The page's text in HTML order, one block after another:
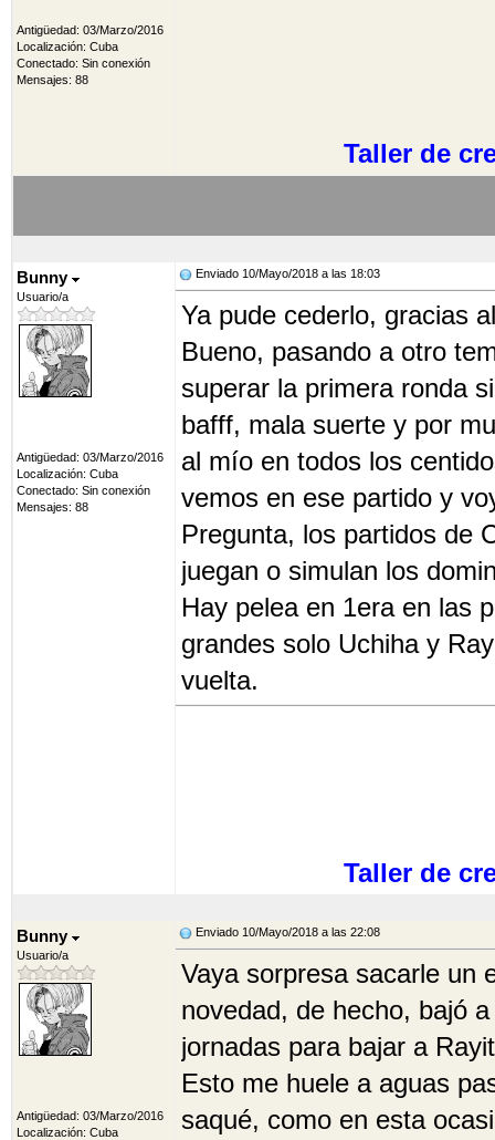
Antigüedad: 03/Marzo/2016
Localización: Cuba
Conectado: Sin conexión
Mensajes: 88
Taller de
Bunny
Usuario/a
Antigüedad: 03/Marzo/2016
Localización: Cuba
Conectado: Sin conexión
Mensajes: 88
Enviado 10/Mayo/2018 a las 18:03
Ya pude cederlo, gracias
Bueno, pasando a otro
superar la primera ronda
bafff, mala suerte y por
al mío en todos los
vemos en ese partido y
Pregunta, los partidos de
juegan o simulan los
Hay pelea en 1era en las
grandes solo Uchiha y
vuelta.
Taller de
Bunny
Usuario/a
Antigüedad: 03/Marzo/2016
Localización: Cuba
Enviado 10/Mayo/2018 a las 22:08
Vaya sorpresa sacarle un
novedad, de hecho, bajó
jornadas para bajar a
Esto me huele a aguas
saqué, como en esta